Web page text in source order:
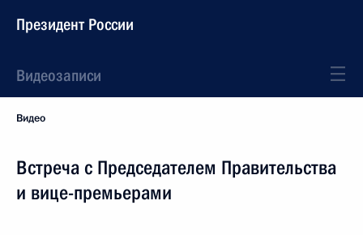
Президент России
Видеозаписи
Видео
Встреча с Председателем Правительства
и вице-премьерами